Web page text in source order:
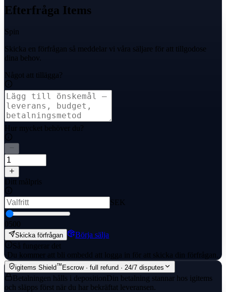
Efterfråga Items
Spin
Skicka en förfrågan så meddelar vi våra säljare för att tillgodose
dina behov.
Något att tillägga?
Hur mycket behöver du?
Ditt målpris
SEK
0500
Skicka förfrågan
Börja sälja
Så fungerar det
· Du kommer att bli ombedd att logga in för att skicka din förfrågan.
igitems Shield™ Escrow · full refund · 24/7 disputes
Betalningen hålls i depositionDin betalning stannar hos igitems
och släpps först när du har bekräftat leveransen.